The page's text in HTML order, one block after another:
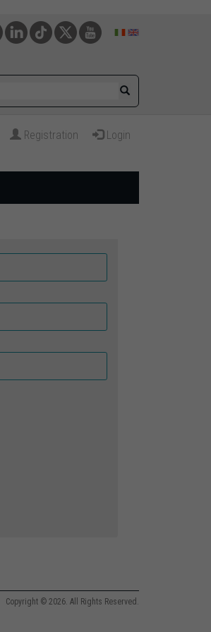
Registration Login
Copyright © 2026. All Rights Reserved.